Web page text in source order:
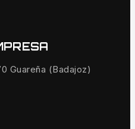
Guareña (Badajoz)